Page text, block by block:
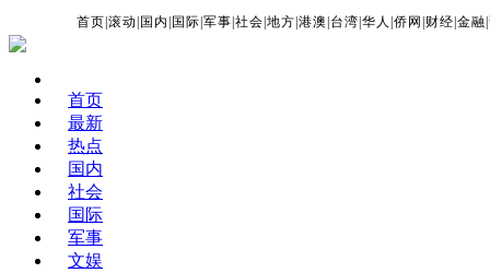
首页 |滚动 国内 国际 |军事 |社会 |地方 |港澳 台湾 |华人 |侨网 财经 |金融 |
首页
最新
热点
国内
社会
国际
军事
文娱